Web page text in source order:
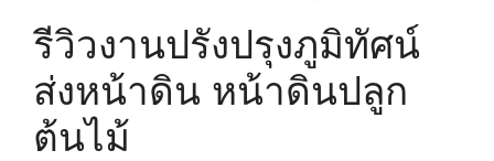
รีวิวงานปรังปรุงภูมิทัศน์
ส่งหน้าดิน หน้าดินปลูก
ต้นไม้